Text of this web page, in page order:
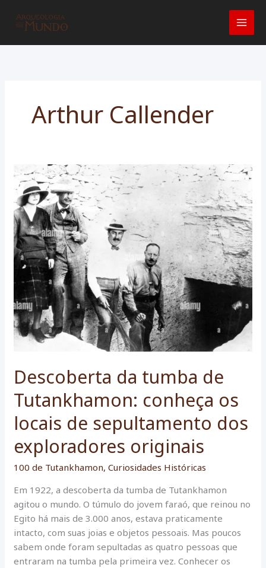
para
Arthur Callender
Descoberta da tumba de
Tutankhamon: conheça os
locais de sepultamento dos
exploradores originais
100 de Tutankhamon,Curiosidades Históricas
Em 1922, a descoberta da tumba de Tutankhamon
agitou o mundo. O túmulo do jovem faraó, que reinou no
Egito há mais de 3.000 anos, estava praticamente
intacto, com suas joias e objetos pessoais. Mas poucos
sabem onde foram sepultadas as quatro pessoas que
entraram na tumba pela primeira vez. Conhecer os